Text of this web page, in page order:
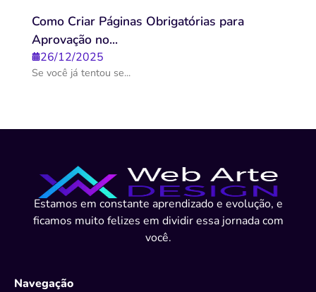
Como Criar Páginas Obrigatórias para
Aprovação no...
26/12/2025
Se você já tentou se...
Estamos em constante aprendizado e evolução, e
ficamos muito felizes em dividir essa jornada com
você.
Navegação